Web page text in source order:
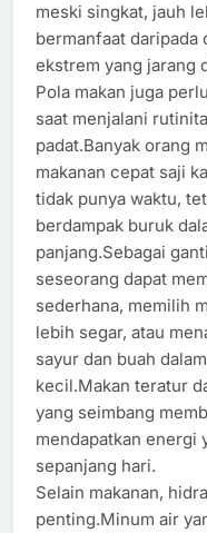
meski singkat, jauh
bermanfaat daripada
ekstrem yang jarang
Pola makan juga
saat menjalani
padat.Banyak orang
makanan cepat saji
tidak punya waktu,
berdampak buruk
panjang.Sebagai
seseorang dapat
sederhana, memilih
lebih segar, atau
sayur dan buah
kecil.Makan teratur
yang seimbang
mendapatkan energi
sepanjang hari.
Selain makanan,
penting.Minum air